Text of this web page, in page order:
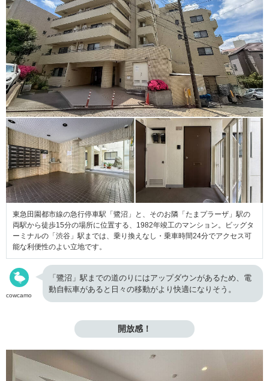
東急田園都市線の急行停車駅「鷺沼」と、そのお隣「たまプラーザ」駅の
両駅から徒歩15分の場所に位置する、1982年竣工のマンション。ビッグタ
ーミナルの「渋谷」駅までは、乗り換えなし・乗車時間24分でアクセス可
能な利便性のよい立地です。
cowcamo
「鷺沼」駅までの道のりにはアップダウンがあるため、電
動自転車があると日々の移動がより快適になりそう。
開放感！